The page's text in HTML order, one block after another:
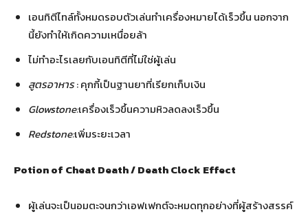
เอนทิตีไทล์ทั้งหมดรอบตัวเล่นทำเครื่องหมายได้เร็วขึ้น นอกจาก
นี้ยังทำให้เกิดความเหนื่อยล้า
ไม่ทำอะไรเลยกับเอนทิตีที่ไม่ใช่ผู้เล่น
สูตรอาหาร: คุกกี้เป็นฐานยาที่เรียกเก็บเงิน
Glowstone:เครื่องเร็วขึ้นความหิวลดลงเร็วขึ้น
Redstone:เพิ่มระยะเวลา
Potion of Cheat Death / Death Clock Effect
ผู้เล่นจะเป็นอมตะจนกว่าเอฟเฟกต์จะหมดทุกอย่างที่ผู้สร้างสรรค์